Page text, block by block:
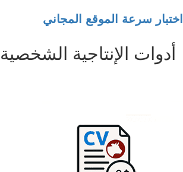
اختبار سرعة الموقع المجاني
أدوات الإنتاجية الشخصية